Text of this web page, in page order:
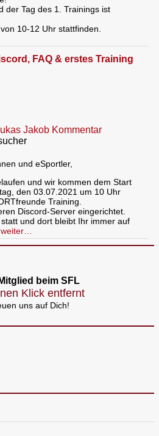
der Tag des 1. Trainings ist
10-12 Uhr stattfinden.
FAQ & erstes Training
Jakob Kommentar
und eSportler,
und wir kommen dem Start
den 03.07.2021 um 10 Uhr
Training.
Discord-Server eingerichtet.
und dort bleibt Ihr immer auf
beim SFL
Klick entfernt
uns auf Dich!